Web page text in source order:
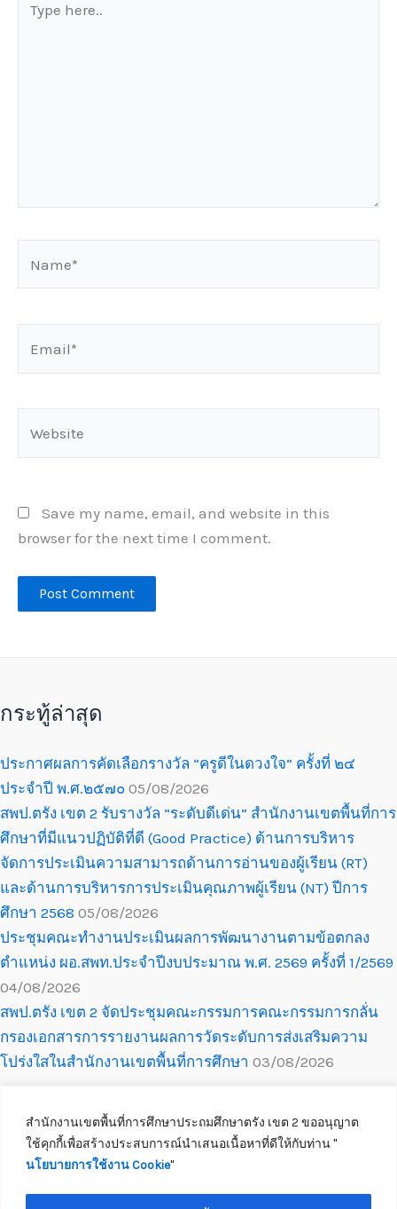
สำนักงานเขตพื้นที่การศึกษาประถมศึกษาตรัง เขต 2 ขออนุญาต
ใช้คุกกี้เพื่อสร้างประสบการณ์นำเสนอเนื้อหาที่ดีให้กับท่าน ''
นโยบายการใช้งาน Cookie''
here..
Save my name, email, and website in this
browser for the next time I comment.
กระทู้ล่าสุด
ประกาศผลการคัดเลือกรางวัล “ครูดีในดวงใจ” ครั้งที่ ๒๔
ประจำปี พ.ศ.๒๕๗๐ 05/08/2026
สพป.ตรัง เขต 2 รับรางวัล “ระดับดีเด่น” สำนักงานเขตพื้นที่การ
ศึกษาที่มีแนวปฏิบัติที่ดี (Good Practice) ด้านการบริหาร
จัดการประเมินความสามารถด้านการอ่านของผู้เรียน (RT)
และด้านการบริหารการประเมินคุณภาพผู้เรียน (NT) ปีการ
ศึกษา 2568 05/08/2026
ประชุมคณะทำงานประเมินผลการพัฒนางานตามข้อตกลง
ตำแหน่ง ผอ.สพท.ประจำปีงบประมาณ พ.ศ. 2569 ครั้งที่ 1/2569
04/08/2026
สพป.ตรัง เขต 2 จัดประชุมคณะกรรมการคณะกรรมการกลั่น
กรองเอกสารการรายงานผลการวัดระดับการส่งเสริมความ
โปร่งใสในสำนักงานเขตพื้นที่การศึกษา 03/08/2026
Copyright © 2026 สำนักงานเขตพื้นที่การศึกษาประถมศึกษาตรัง เขต 2